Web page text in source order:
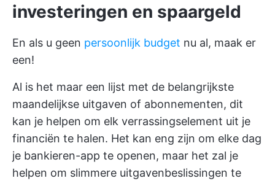
investeringen en spaargeld
En als u geen persoonlijk budget nu al, maak er
een!
Al is het maar een lijst met de belangrijkste
maandelijkse uitgaven of abonnementen, dit
kan je helpen om elk verrassingselement uit je
financiën te halen. Het kan eng zijn om elke dag
je bankieren-app te openen, maar het zal je
helpen om slimmere uitgavenbeslissingen te